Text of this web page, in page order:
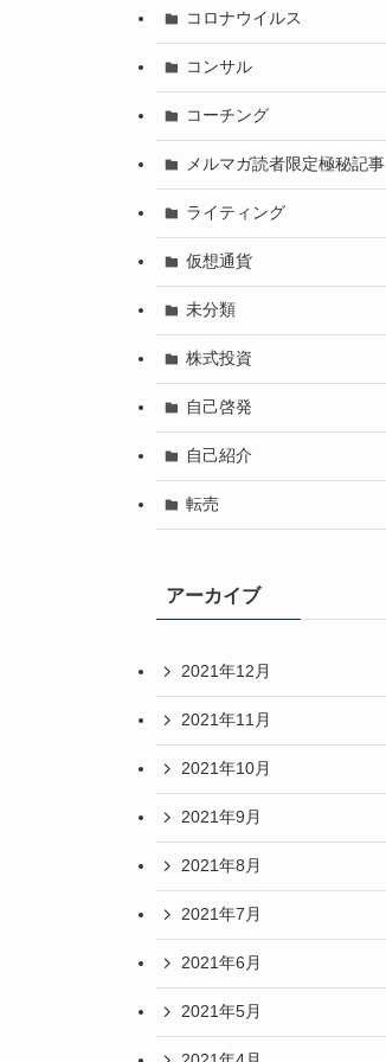
コロナウイルス
コンサル
コーチング
メルマガ読者限定極秘記事
ライティング
仮想通貨
未分類
株式投資
自己啓発
自己紹介
転売
アーカイブ
2021年12月
2021年11月
2021年10月
2021年9月
2021年8月
2021年7月
2021年6月
2021年5月